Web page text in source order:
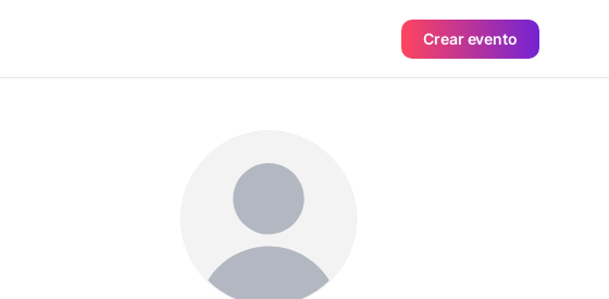
Crear evento